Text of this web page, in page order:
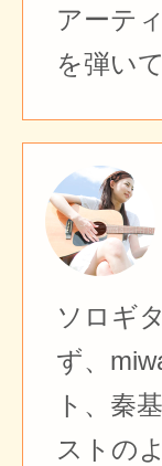
アーテ
を弾い
ソロギ
ず、
ト、秦
ストの